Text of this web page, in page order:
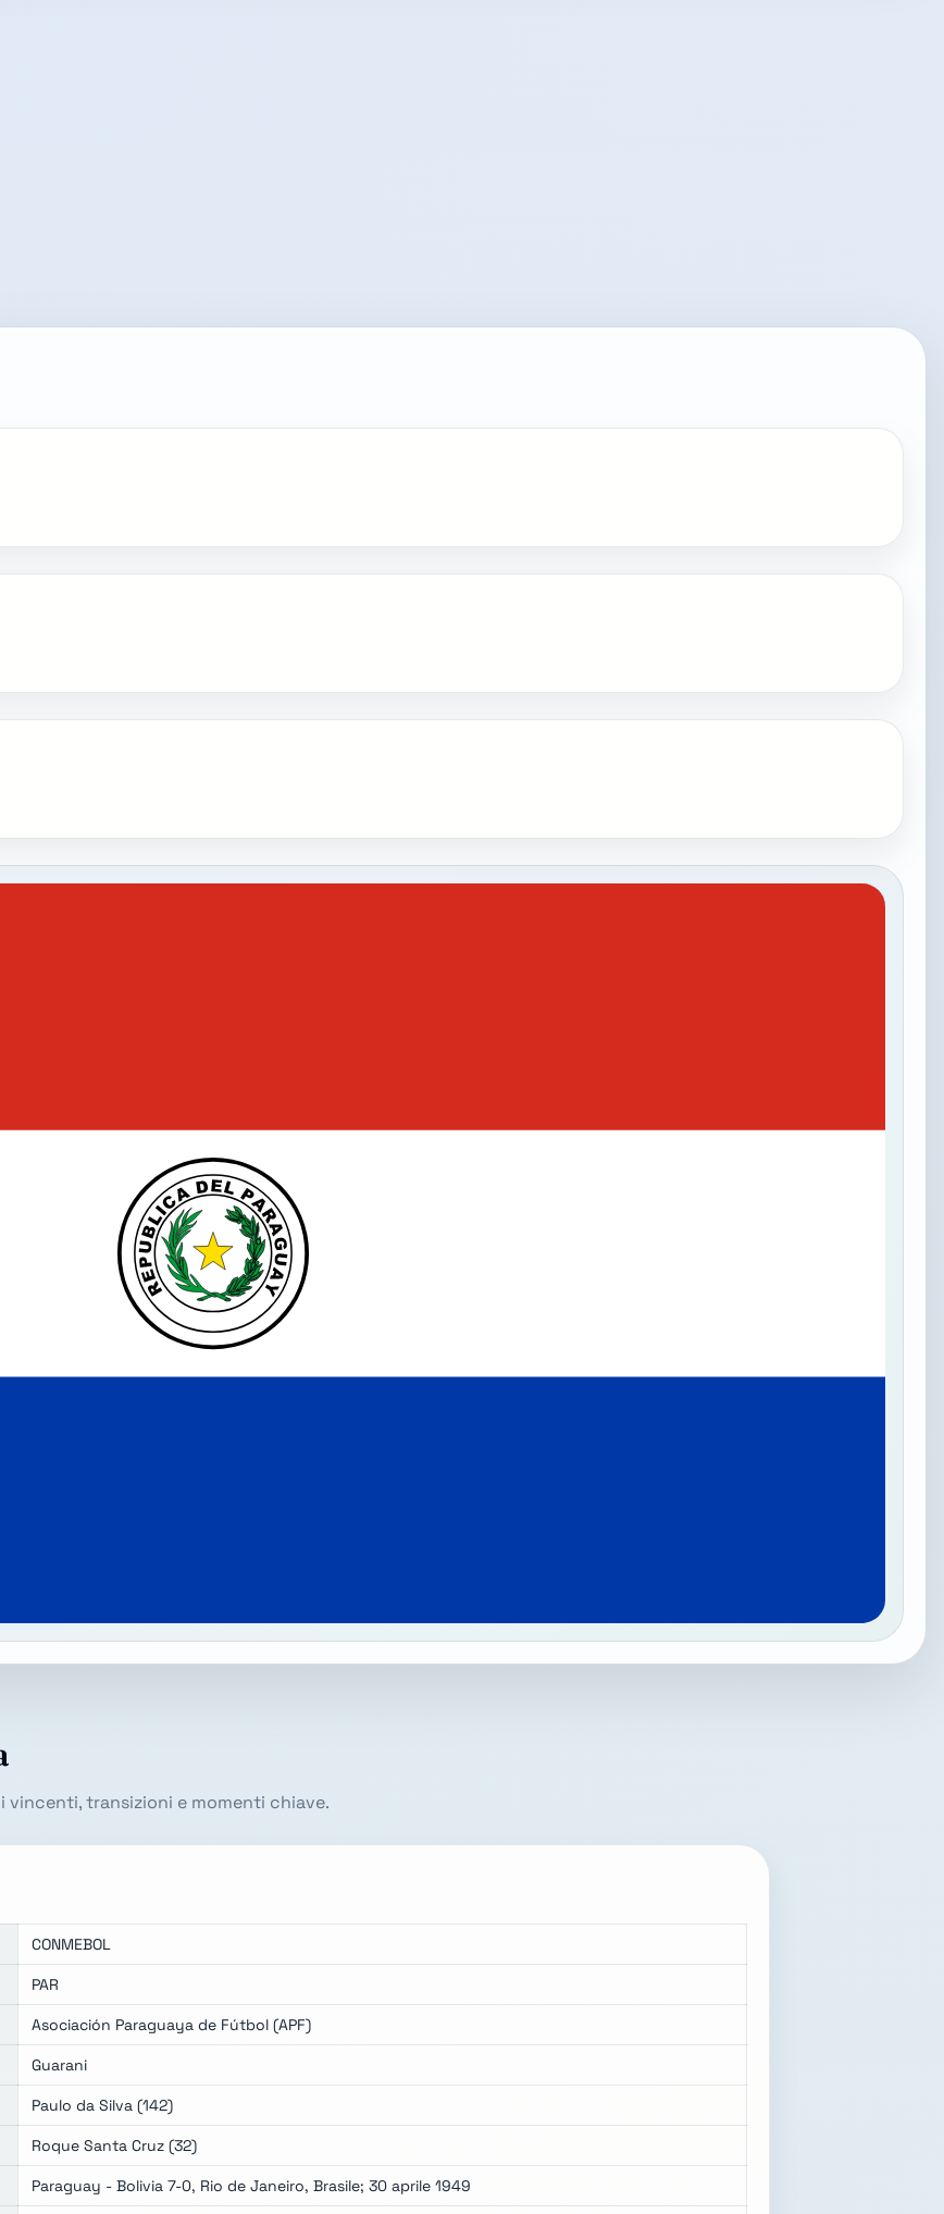
transizioni e momenti chiave.
CONMEBOL
PAR
Asociación Paraguaya de Fútbol (APF)
Guarani
Paulo da Silva (142)
Roque Santa Cruz (32)
Paraguay - Bolivia 7-0, Rio de Janeiro, Brasile; 30 aprile 1949